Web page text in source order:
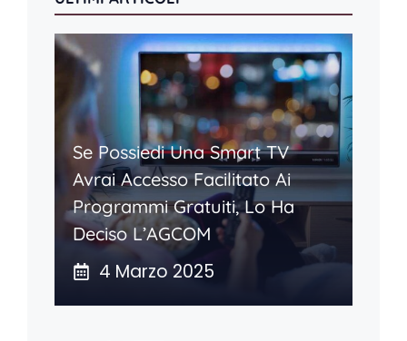
Se Possiedi Una Smart TV
Avrai Accesso Facilitato Ai
Programmi Gratuiti, Lo Ha
Deciso L’AGCOM
4 Marzo 2025